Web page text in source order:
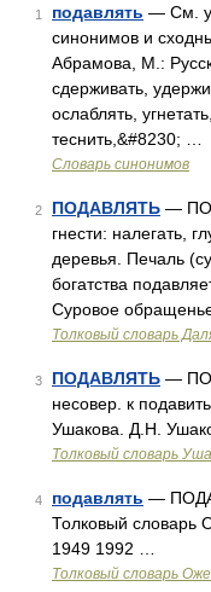
1 подавлять — См.
синонимов и
Абрамова, М.:
сдерживать,
ослаблять,
теснить,&#8230; …
Словарь синонимов
2 ПОДАВЛЯТЬ —
гнести: налегать,
деревья. Печаль
богатства
Суровое
Толковый словарь
3 ПОДАВЛЯТЬ —
несовер. к
Ушакова. Д.Н.
Толковый словарь
4 подавлять —
Толковый словарь
1949 1992 …
Толковый словарь